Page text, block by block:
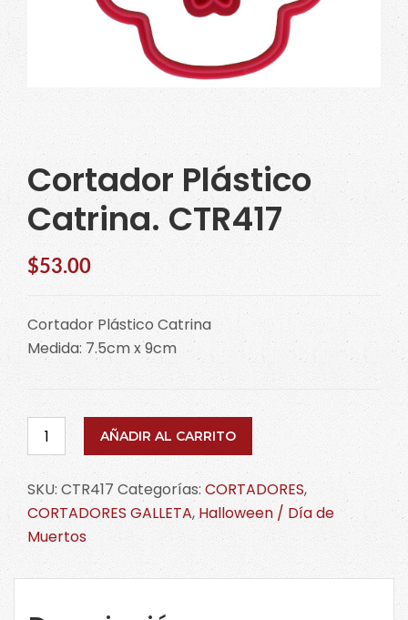
Cortador Plástico
Catrina. CTR417
$53.00
Cortador Plástico Catrina
Medida: 7.5cm x 9cm
Cortador
Plástico
Catrina.
CTR417
cantidad
AÑADIR AL CARRITO
SKU:CTR417 Categorías: CORTADORES,
CORTADORES GALLETA,Halloween / Día de
Muertos